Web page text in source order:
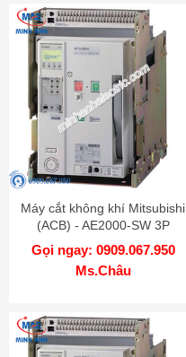
Máy cắt không khí Mitsubishi
(ACB) - AE2000-SW 3P
2000A 85kA DR
Gọi ngay: 0909.067.950
Ms.Châu